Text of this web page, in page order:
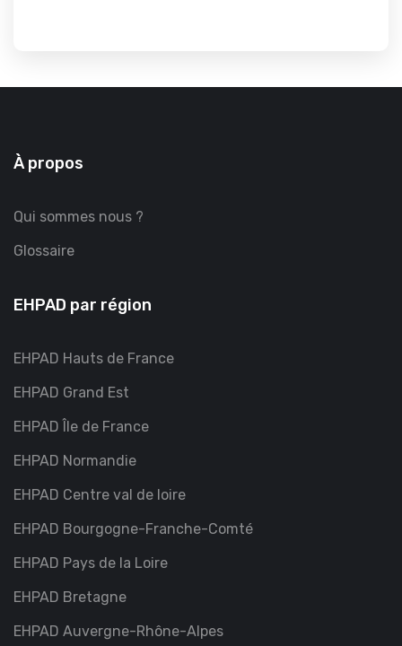
À propos
Qui sommes nous ?
Glossaire
EHPAD par région
EHPAD Hauts de France
EHPAD Grand Est
EHPAD Île de France
EHPAD Normandie
EHPAD Centre val de loire
EHPAD Bourgogne-Franche-Comté
EHPAD Pays de la Loire
EHPAD Bretagne
EHPAD Auvergne-Rhône-Alpes